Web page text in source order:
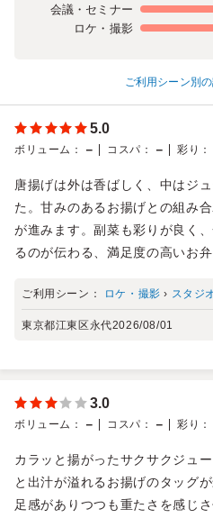
会議・セミナー
ロケ・撮影
ご利用シーン別
5.0
ボリューム ： － コスパ ： － 彩り ：
唐揚げは外は香ばしく、中はジ
た。甘みのあるお揚げとの組み
が進みます。副菜も彩りが良く
るのが伝わる、満足度の高いお弁
ご利用シーン： ロケ・撮影 › スタジ
東京都江東区永代2026/08/01
3.0
ボリューム ： － コスパ ： － 彩り ：
カラッと揚がったサクサクジュ
と出汁が溢れるお揚げのタッグ
足感がありつつも重たさを感じ